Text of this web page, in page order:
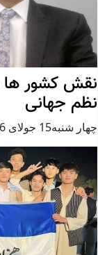
نقش کشور ها
نظم جهانی
چهار شنبه15 جولای 2026